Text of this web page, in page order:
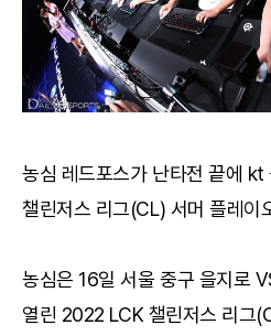
농심 레드포스가 난타전 끝에 kt
챌린저스 리그(CL) 서머 플레이
농심은 16일 서울 중구 을지로
열린 2022 LCK 챌린저스 리그